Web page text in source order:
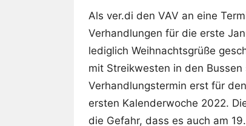
Als ver.di den VAV an eine
Verhandlungen für die erste
lediglich Weihnachtsgrüße
mit Streikwesten in den
Verhandlungstermin erst für
ersten Kalenderwoche 2022.
die Gefahr, dass es auch am